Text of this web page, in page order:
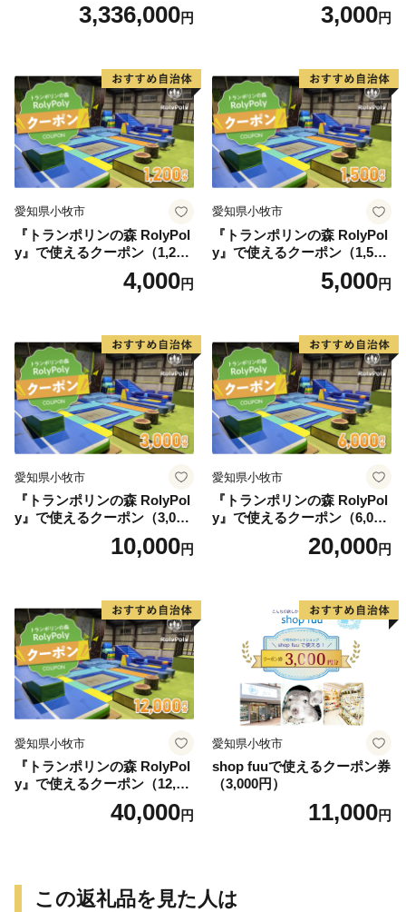
3,336,000円 3,000円
愛知県小牧市
『トランポリンの森 RolyPol
y』で使えるクーポン（1,200
4,000円
愛知県小牧市
『トランポリンの森 RolyPol
y』で使えるクーポン（1,500
5,000円
愛知県小牧市
『トランポリンの森 RolyPol
y』で使えるクーポン（3,000
10,000円
愛知県小牧市
『トランポリンの森 RolyPol
y』で使えるクーポン（6,000
20,000円
愛知県小牧市
『トランポリンの森 RolyPol
y』で使えるクーポン（12,00
40,000円
愛知県小牧市
shop fuuで使えるクーポン券
（3,000円）
11,000円
この返礼品を見た人は